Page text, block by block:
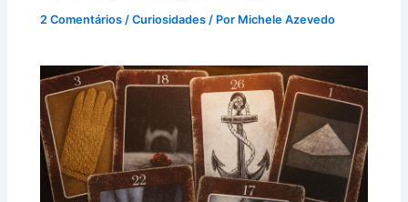
2 Comentários /Curiosidades / Por Michele Azevedo